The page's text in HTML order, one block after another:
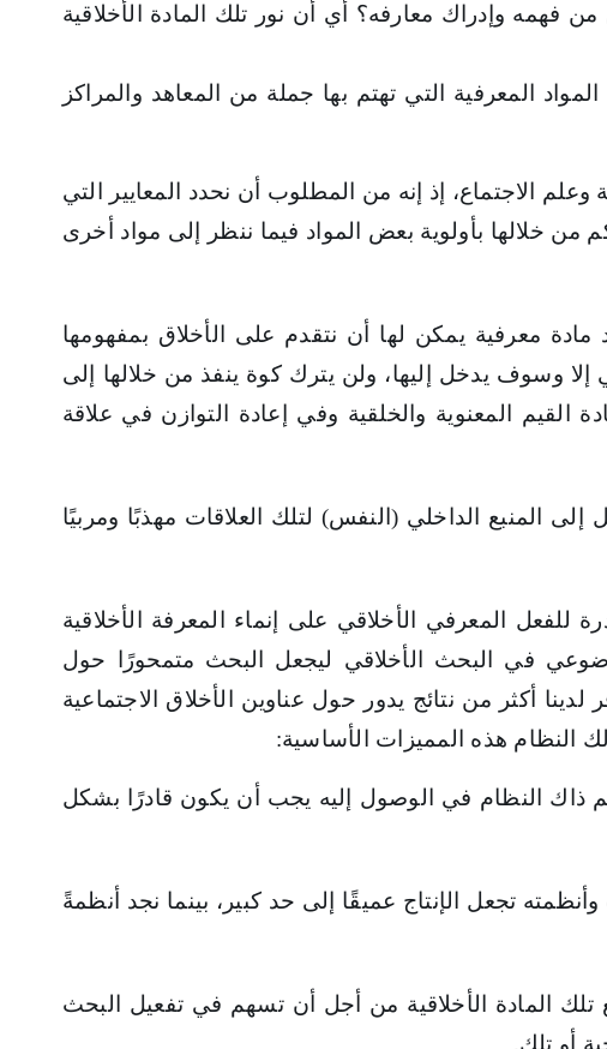
وإدراك معارفه؟ أي أن نور تلك المادة الأخلاقية
المعرفية التي تهتم بها جملة من المعاهد والمراكز
الاجتماع، إذ إنه من المطلوب أن نحدد المعايير التي
خلالها بأولوية بعض المواد فيما ننظر إلى مواد أخرى
معرفية يمكن لها أن نتقدم على الأخلاق بمفهومها
إلا وسوف يدخل إليها، ولن يترك كوة ينفذ من خلالها إلى
المعنوية والخلقية وفي إعادة التوازن في علاقة
المنبع الداخلي (النفس) لتلك العلاقات مهذبًا ومربيًا
المعرفي الأخلاقي على إنماء المعرفة الأخلاقية
في البحث الأخلاقي ليجعل البحث متمحورًا حول
أكثر من نتائج يدور حول عناوين الأخلاق الاجتماعية
النظام هذه المميزات الأساسية:
ذاك النظام في الوصول إليه يجب أن يكون قادرًا بشكل
تجعل الإنتاج عميقًا إلى حد كبير، بينما نجد أنظمةً
تلك المادة الأخلاقية من أجل أن تسهم في تفعيل البحث